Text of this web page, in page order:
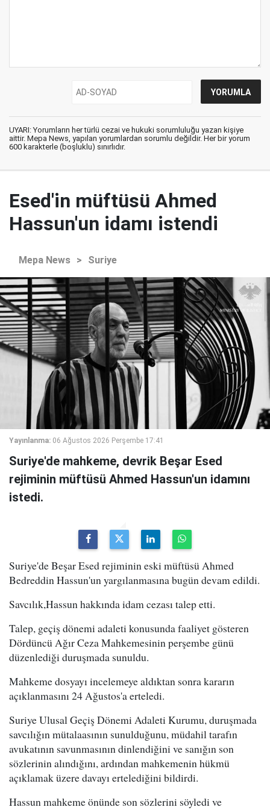
UYARI: Yorumların her türlü cezai ve hukuki sorumluluğu yazan kişiye
aittir. Mepa News, yapılan yorumlardan sorumlu değildir. Her bir yorum
600 karakterle (boşluklu) sınırlıdır.
Esed'in müftüsü Ahmed
Hassun'un idamı istendi
Mepa News > Suriye
Yayınlanma: 06 Ağustos 2026 Perşembe 17:41
Suriye'de mahkeme, devrik Beşar Esed
rejiminin müftüsü Ahmed Hassun'un idamını
istedi.
Suriye'de Beşar Esed rejiminin eski müftüsü Ahmed
Bedreddin Hassun'un yargılanmasına bugün devam edildi.
Savcılık,Hassun hakkında idam cezası talep etti.
Talep, geçiş dönemi adaleti konusunda faaliyet gösteren
Dördüncü Ağır Ceza Mahkemesinin perşembe günü
düzenlediği duruşmada sunuldu.
Mahkeme dosyayı incelemeye aldıktan sonra kararın
açıklanmasını 24 Ağustos'a erteledi.
Suriye Ulusal Geçiş Dönemi Adaleti Kurumu, duruşmada
savcılığın mütalaasının sunulduğunu, müdahil tarafın
avukatının savunmasının dinlendiğini ve sanığın son
sözlerinin alındığını, ardından mahkemenin hükmü
açıklamak üzere davayı ertelediğini bildirdi.
Hassun mahkeme önünde son sözlerini söyledi ve